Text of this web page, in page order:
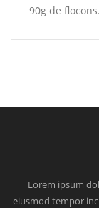
90g de
Lorem ipsum
eiusmod tempor